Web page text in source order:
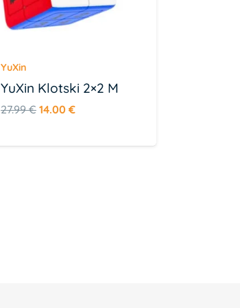
YuXin
YuXin Klotski 2×2 M
27.99€ Algne
oli:
14.00 €Praegune
on: